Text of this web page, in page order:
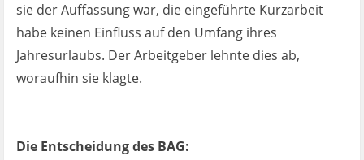
sie der Auffassung war, die eingeführte Kurzarbeit
habe keinen Einfluss auf den Umfang ihres
Jahresurlaubs. Der Arbeitgeber lehnte dies ab,
woraufhin sie klagte.
Die Entscheidung des BAG: